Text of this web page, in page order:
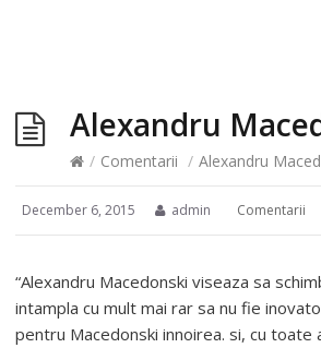
Alexandru
/ Comentarii / Alexandru
December 6, 2015 admin Comentarii
“Alexandru Macedonski viseaza sa
intampla cu mult mai rar sa nu fie
pentru Macedonski innoirea. si, cu